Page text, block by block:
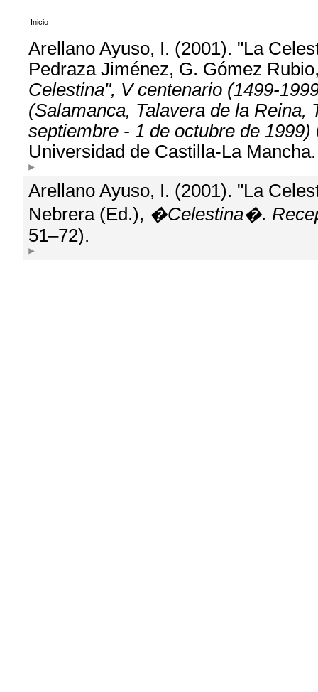
Inicio
Arellano Ayuso, I. (2001). "La
Pedraza Jiménez, G. Gómez
Celestina", V centenario (1499-
(Salamanca, Talavera de la Reina,
septiembre - 1 de octubre de 1999)
Universidad de Castilla-La Mancha.
Arellano Ayuso, I. (2001). "La
Nebrera (Ed.), �Celestina�.
51–72).